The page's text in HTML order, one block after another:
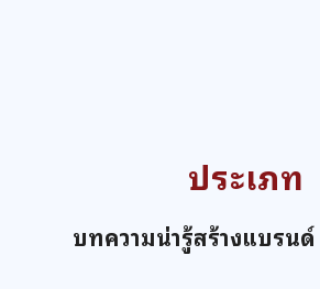
ประเภท
บทความน่ารู้สร้างแบรน